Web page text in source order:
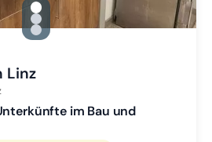
gallery.slide_selector
Zu Slide 1 wechseln
Zu Slide 2 wechseln
Zu Slide 3 wechseln
Linz
im Bau und